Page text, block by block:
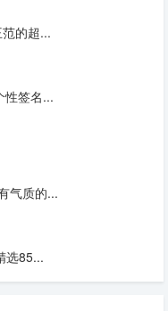
的超...
性签名...
气质的...
选85...